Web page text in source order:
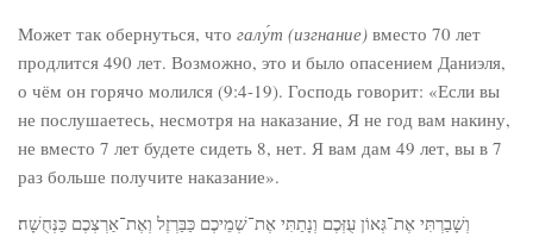
Может так обернуться, что галу́т (изгнание) вместо 70 лет
продлится 490 лет. Возможно, это и было опасением Даниэля,
о чём он горячо молился (9:4-19). Господь говорит: «Если вы
не послушаетесь, несмотря на наказание, Я не год вам накину,
не вместо 7 лет будете сидеть 8, нет. Я вам дам 49 лет, вы в 7
раз больше получите наказание».
וְשָׁבַרְתִּי אֶת־גְּאוֹן עֻזְּכֶם וְנָתַתִּי אֶת־שְׁמֵיכֶם כַּבַּרְזֶל וְאֶת־אַרְצְכֶם כַּנְּחֻשָׁה׃